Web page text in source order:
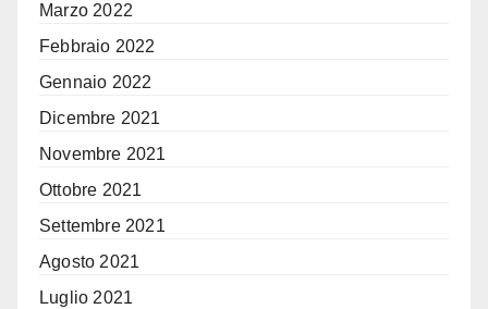
Marzo 2022
Febbraio 2022
Gennaio 2022
Dicembre 2021
Novembre 2021
Ottobre 2021
Settembre 2021
Agosto 2021
Luglio 2021